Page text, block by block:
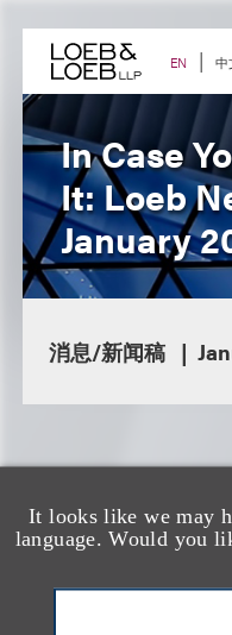
content EN 中
It looks like we may
language. Would you
In Case
It: Loeb
January
消息/新闻稿